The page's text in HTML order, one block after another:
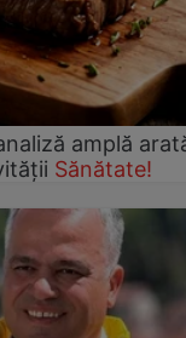
amplă
Sănătate!